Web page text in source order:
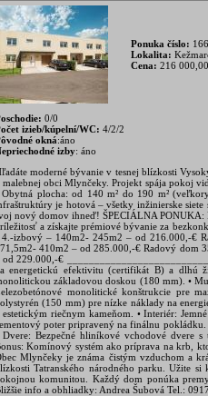
Ponuka číslo:
Lokalita:
Cena: 216
0/0
izieb/kúpelní/WC: 4/2/2
okná:áno
izby: áno
moderné bývanie v tesnej blízkosti
malebnej obci Mlynčeky. Projekt spája pokoj
Obytná plocha: od 140 m² do 190 m²
je hotová – všetky inžinierske
nový domov ihneď! ŠPECIÁLNA
a získajte prémiové bývanie za
izbový – 140m2- 245m2 – od 216.000,-€
410m2 – od 285.000,-€ Radový dom
od 229.000,-€
energetickú efektivitu (certifikát B) a dlhú
základovou doskou (180 mm). •
monolitické konštrukcie pre
(150 mm) pre nízke náklady na
estetickým riečnym kameňom. • Interiér:
poter pripravený na finálnu
Dvere: Bezpečné hliníkové vchodové dvere
Komínový systém ako príprava na krb,
Mlynčeky je známa čistým vzduchom a
Tatranského národného parku. Užite
komunitou. Každý dom ponúka
info a obhliadky: Andrea Šubová Tel.: